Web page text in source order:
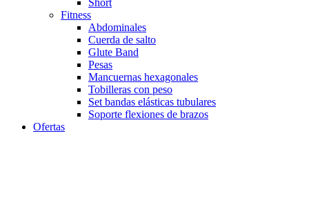
Fitness
Abdominales
Cuerda de salto
Glute Band
Pesas
Mancuernas hexagonales
Tobilleras con peso
Set bandas elásticas tubulares
Soporte flexiones de brazos
Ofertas